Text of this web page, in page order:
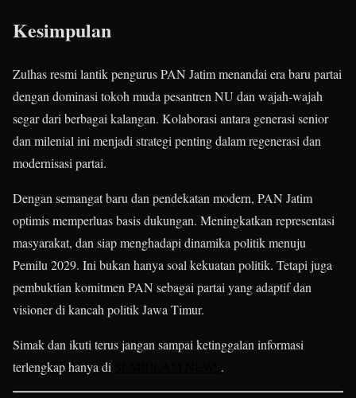
Kesimpulan
Zulhas resmi lantik pengurus PAN Jatim menandai era baru partai
dengan dominasi tokoh muda pesantren NU dan wajah-wajah
segar dari berbagai kalangan. Kolaborasi antara generasi senior
dan milenial ini menjadi strategi penting dalam regenerasi dan
modernisasi partai.
Dengan semangat baru dan pendekatan modern, PAN Jatim
optimis memperluas basis dukungan. Meningkatkan representasi
masyarakat, dan siap menghadapi dinamika politik menuju
Pemilu 2029. Ini bukan hanya soal kekuatan politik. Tetapi juga
pembuktian komitmen PAN sebagai partai yang adaptif dan
visioner di kancah politik Jawa Timur.
Simak dan ikuti terus jangan sampai ketinggalan informasi
terlengkap hanya di
.